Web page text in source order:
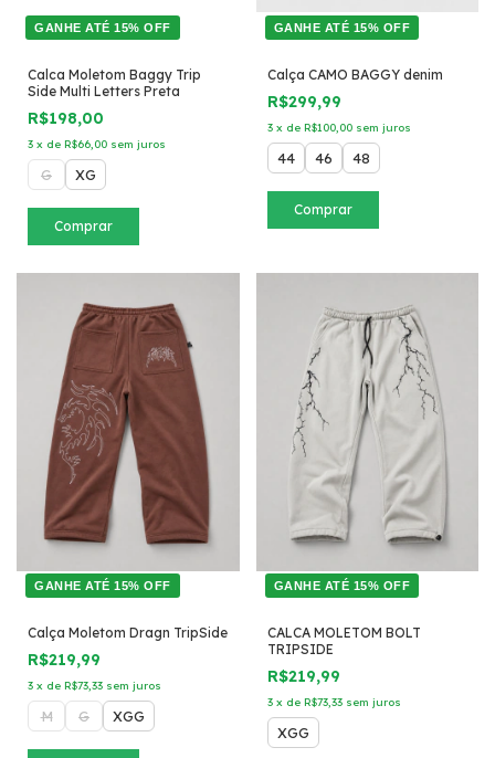
GANHE ATÉ 15% OFF
Calca Moletom Baggy Trip
Side Multi Letters Preta
R$198,00
3 x de R$66,00 sem juros
G XG
Comprar
GANHE ATÉ 15% OFF
Calça CAMO BAGGY denim
R$299,99
3 x de R$100,00 sem juros
44 46 48
Comprar
GANHE ATÉ 15% OFF
Calça Moletom Dragn TripSide
R$219,99
3 x de R$73,33 sem juros
M G XGG
GANHE ATÉ 15% OFF
CALCA MOLETOM BOLT
TRIPSIDE
R$219,99
3 x de R$73,33 sem juros
XGG